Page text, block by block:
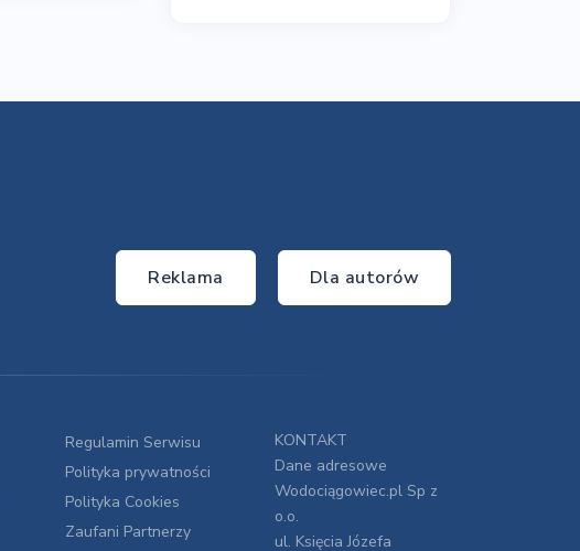
Reklama Dla autorów
Regulamin Serwisu
Polityka prywatności
Polityka Cookies
Zaufani Partnerzy
KONTAKT
Dane adresowe
Wodociągowiec.pl Sp z
o.o.
ul. Księcia Józefa